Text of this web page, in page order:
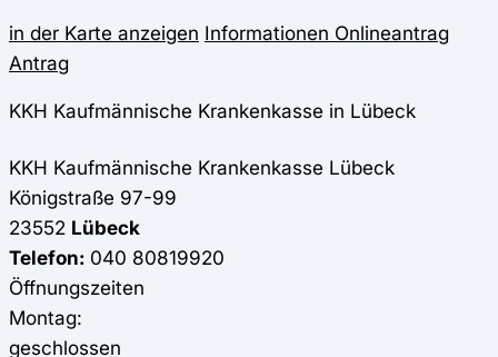
in der Karte anzeigen Informationen Onlineantrag
Antrag
KKH Kaufmännische Krankenkasse in Lübeck
KKH Kaufmännische Krankenkasse Lübeck
Königstraße 97-99
23552 Lübeck
Telefon: 040 80819920
Öffnungszeiten
Montag:
geschlossen